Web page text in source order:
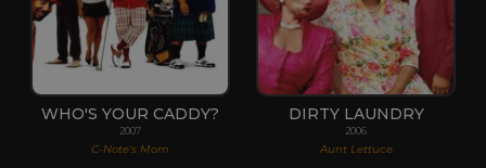
WHO'S YOUR CADDY?
2007
C-Note's Mom
DIRTY LAUNDRY
2006
Aunt Lettuce